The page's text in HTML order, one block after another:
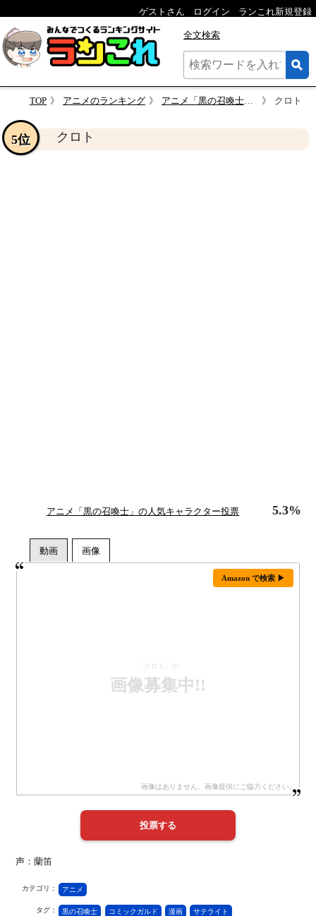
ゲストさん ログイン ランこれ新規登録
全文検索
TOP アニメのランキング アニメ「黒の召喚士」の人気キャラクター投票 クロト
クロト
5位
アニメ「黒の召喚士」の人気キャラクター投票 5.3%
Amazon で検索 ▶
「クロト」の
画像募集中!!
声：蘭笛
カテゴリ： アニメ
タグ： 黒の召喚士 コミックガルド 漫画 サテライト